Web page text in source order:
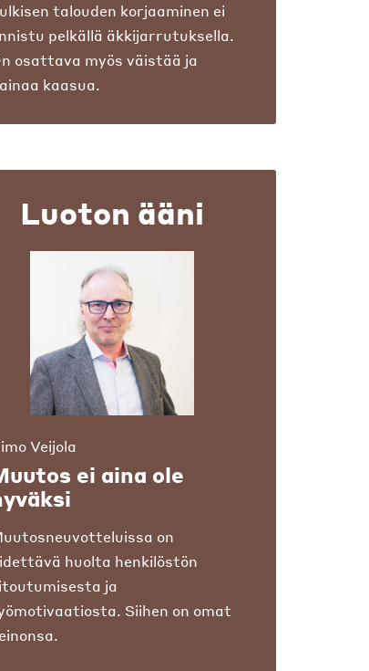
talouden korjaaminen ei
pelkällä äkkijarrutuksella.
osattava myös väistää ja
kaasua.
Luoton ääni
Veijola
ei aina ole
on
huolta henkilöstön
ja
Siihen on omat